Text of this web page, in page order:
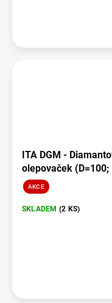
ITA DGM -
olepovaček (D=100;
AKCE
SKLADEM (2 KS)